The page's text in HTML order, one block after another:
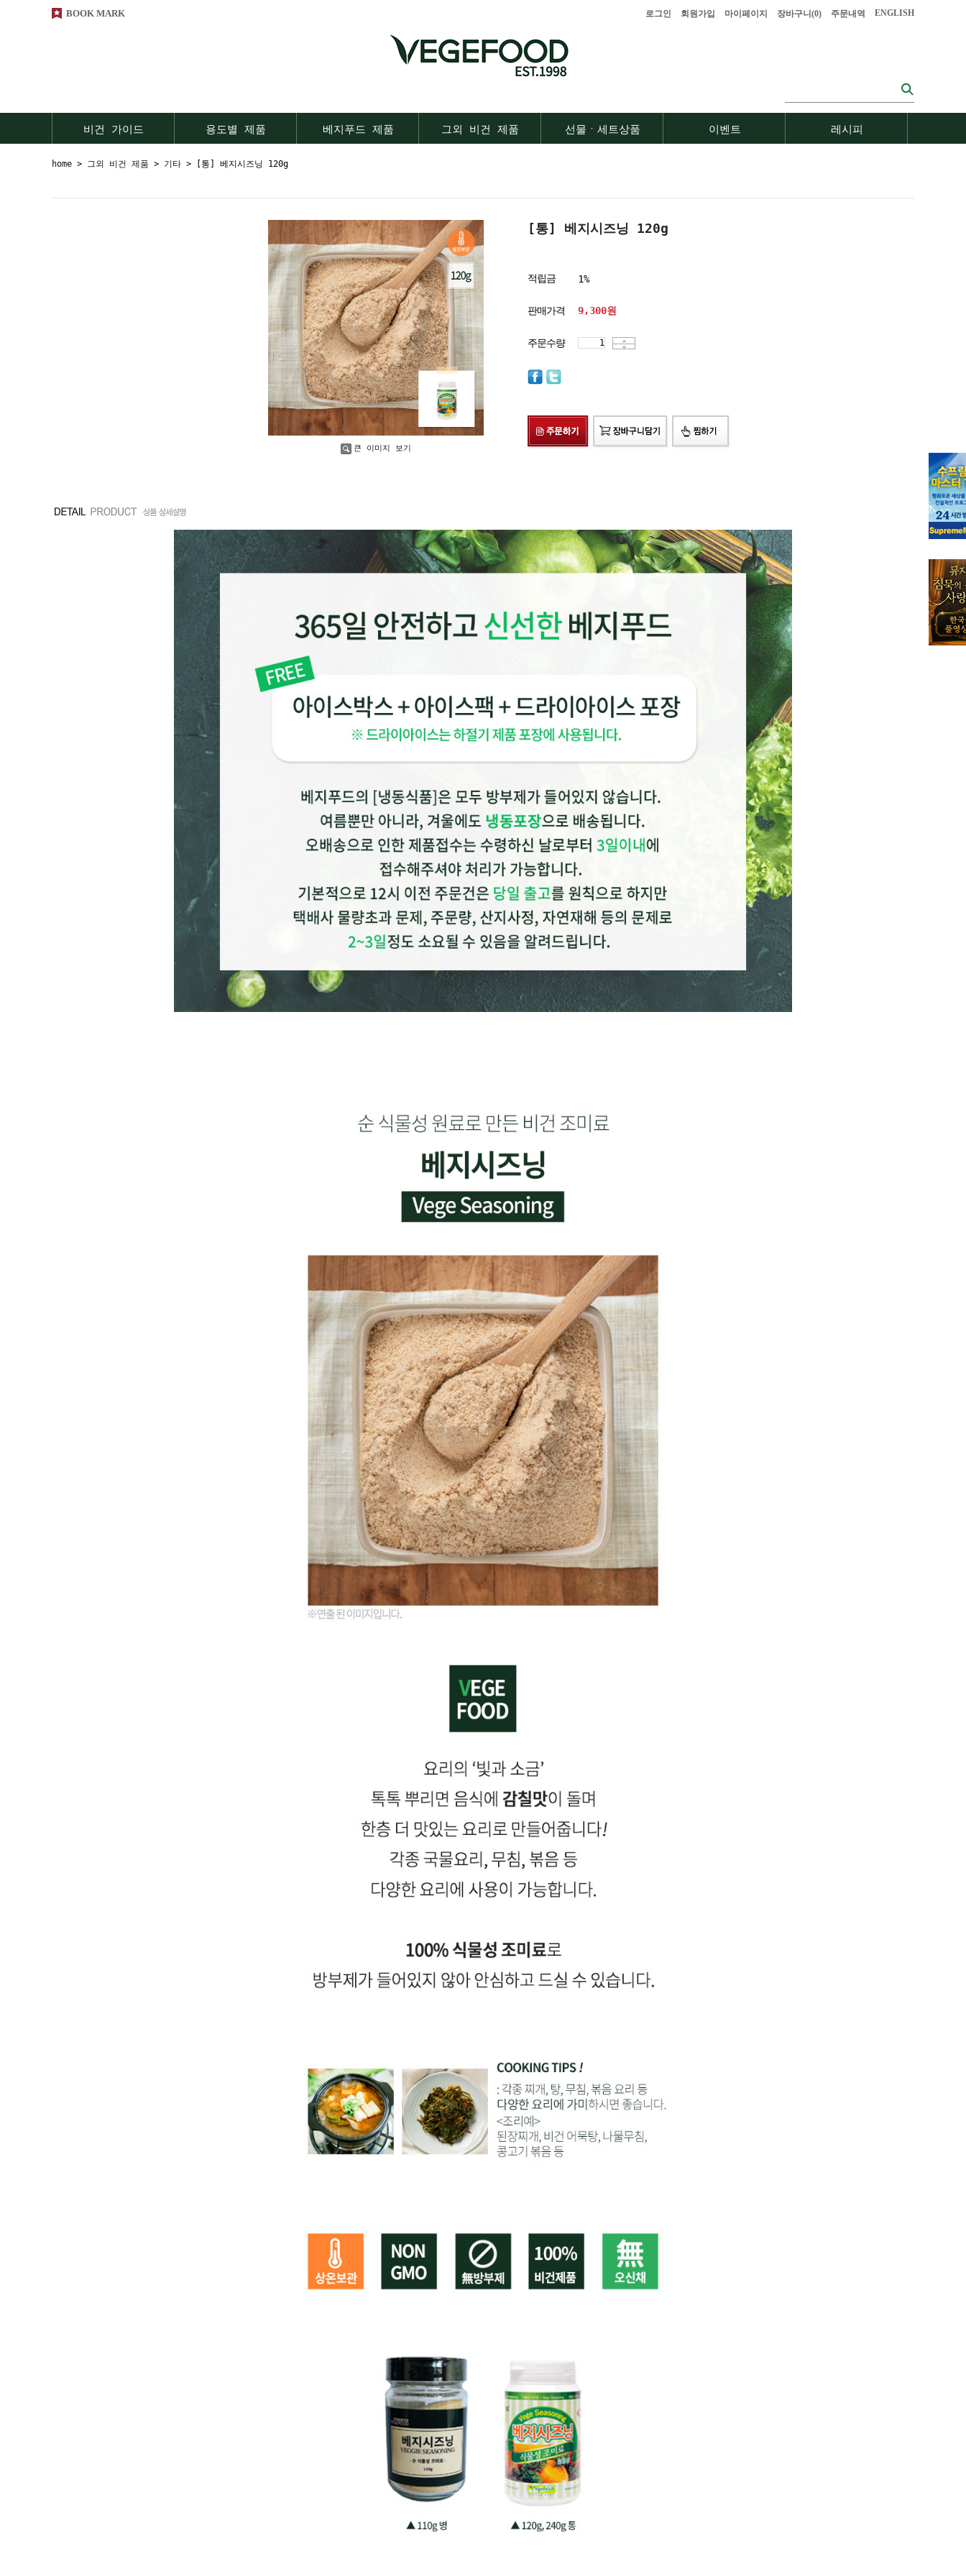
BOOK MARK 로그인 회원가입 마이페이지 장바구니(0) 주문내역 ENGLISH
비건 가이드 용도별 제품 베지푸드 제품 그외 비건 제품 선물ㆍ세트상품 이벤트 레시피
home > 그외 비건 제품 > 기타 > [통] 베지시즈닝 120g
큰 이미지 보기
[통] 베지시즈닝 120g
적립금 1%
판매가격 9,300원
주문수량